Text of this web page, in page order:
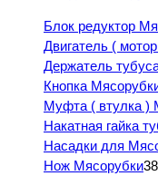
Блок редуктор
Двигатель (
Держатель
Кнопка
Муфта ( втулка )
Накатная гайка
Насадки для
Нож Мясорубки38